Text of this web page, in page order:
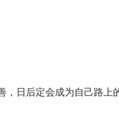
日后定会成为自己路上